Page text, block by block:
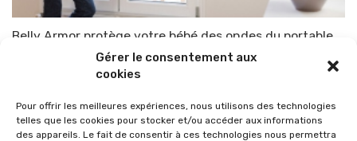
Gérer le consentement aux
cookies
Pour offrir les meilleures expériences, nous utilisons des technologies
telles que les cookies pour stocker et/ou accéder aux informations
des appareils. Le fait de consentir à ces technologies nous permettra
Belly Armor protège votre bébé des ondes du portable
TOP-PARENTS 26 décembre 2013